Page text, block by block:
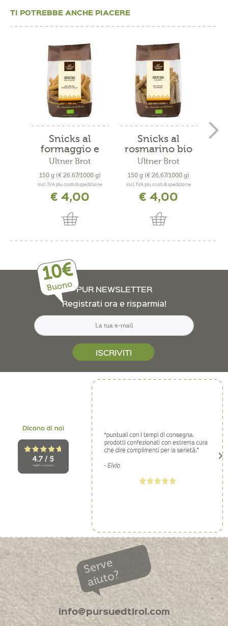
TI POTREBBE ANCHE PIACERE
Snicks al
formaggio e
cipolla...
Ultner Brot
150 g (€ 26,67/1000 g)
incl. IVA più costi di spedizione
€ 4,00
Snicks al
rosmarino bio
Ultner Brot
150 g (€ 26,67/1000 g)
incl. IVA più costi di spedizione
€ 4,00
10€
Buono PUR NEWSLETTER
Registrati ora e risparmia!
ISCRIVITI
Serve
aiuto?
info@pursuedtirol.com